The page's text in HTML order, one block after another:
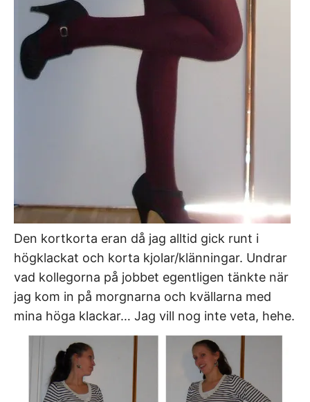
Den kortkorta eran då jag alltid gick runt i
högklackat och korta kjolar/klänningar. Undrar
vad kollegorna på jobbet egentligen tänkte när
jag kom in på morgnarna och kvällarna med
mina höga klackar… Jag vill nog inte veta, hehe.